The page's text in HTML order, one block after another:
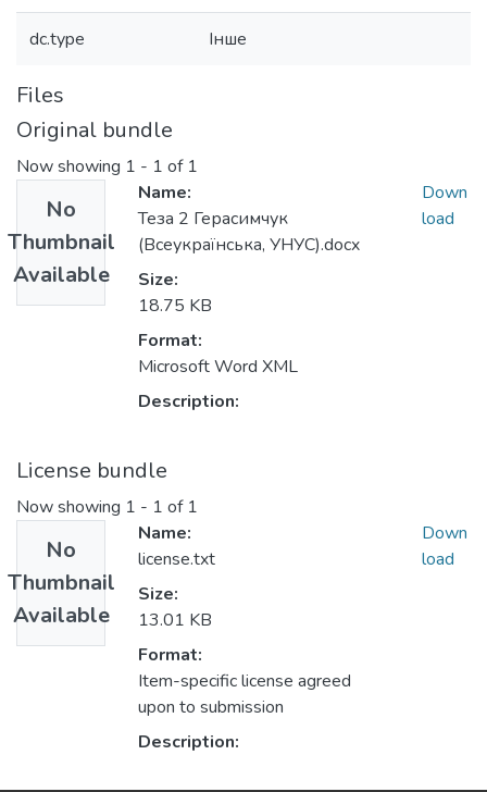
dc.type Інше
Files
Original bundle
Now showing 1 - 1 of 1
No
Thumbnail
Available
Name:
Теза 2 Герасимчук
(Всеукраїнська, УНУС).docx
Size:
18.75 KB
Format:
Microsoft Word XML
Description:
Down
load
License bundle
Now showing 1 - 1 of 1
No
Thumbnail
Available
Name:
license.txt
Size:
13.01 KB
Format:
Item-specific license agreed
upon to submission
Description:
Down
load